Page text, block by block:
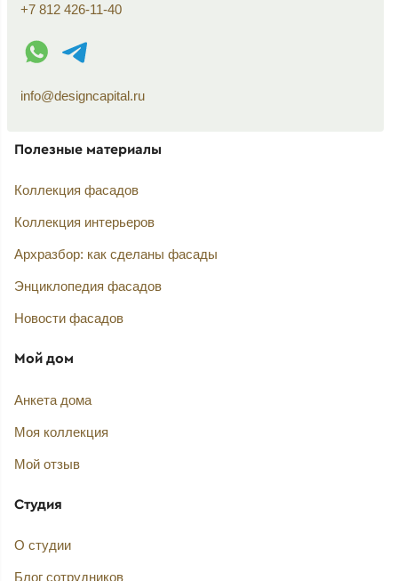
+7 812 426-11-40
WhatsApp контакт
Telegram контакт
info@designcapital.ru
Полезные материалы
Коллекция фасадов
Коллекция интерьеров
Архразбор: как сделаны фасады
Энциклопедия фасадов
Новости фасадов
Мой дом
Анкета дома
Моя коллекция
Мой отзыв
Студия
О студии
Блог сотрудников